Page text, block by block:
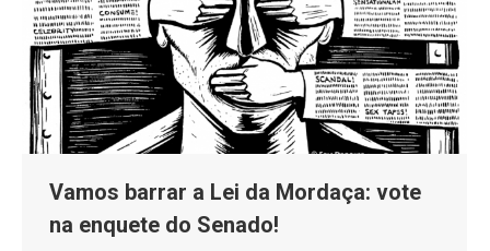
Vamos barrar a Lei da Mordaça: vote
na enquete do Senado!